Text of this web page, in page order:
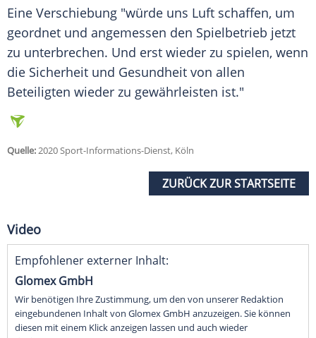
Eine Verschiebung "würde uns Luft schaffen, um
geordnet und angemessen den Spielbetrieb jetzt
zu unterbrechen. Und erst wieder zu spielen, wenn
die Sicherheit und Gesundheit von allen
Beteiligten wieder zu gewährleisten ist."
Quelle:2020 Sport-Informations-Dienst, Köln
ZURÜCK ZUR STARTSEITE
Video
Empfohlener externer Inhalt:
Glomex GmbH
Wir benötigen Ihre Zustimmung, um den von unserer Redaktion
eingebundenen Inhalt von Glomex GmbH anzuzeigen. Sie können
diesen mit einem Klick anzeigen lassen und auch wieder